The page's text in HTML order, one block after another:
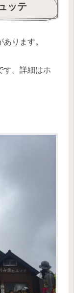
ッテ
ります。
す。詳細はホ